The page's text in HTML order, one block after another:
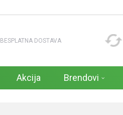
BESPLATNA DOSTAVA
Akcija Brendovi